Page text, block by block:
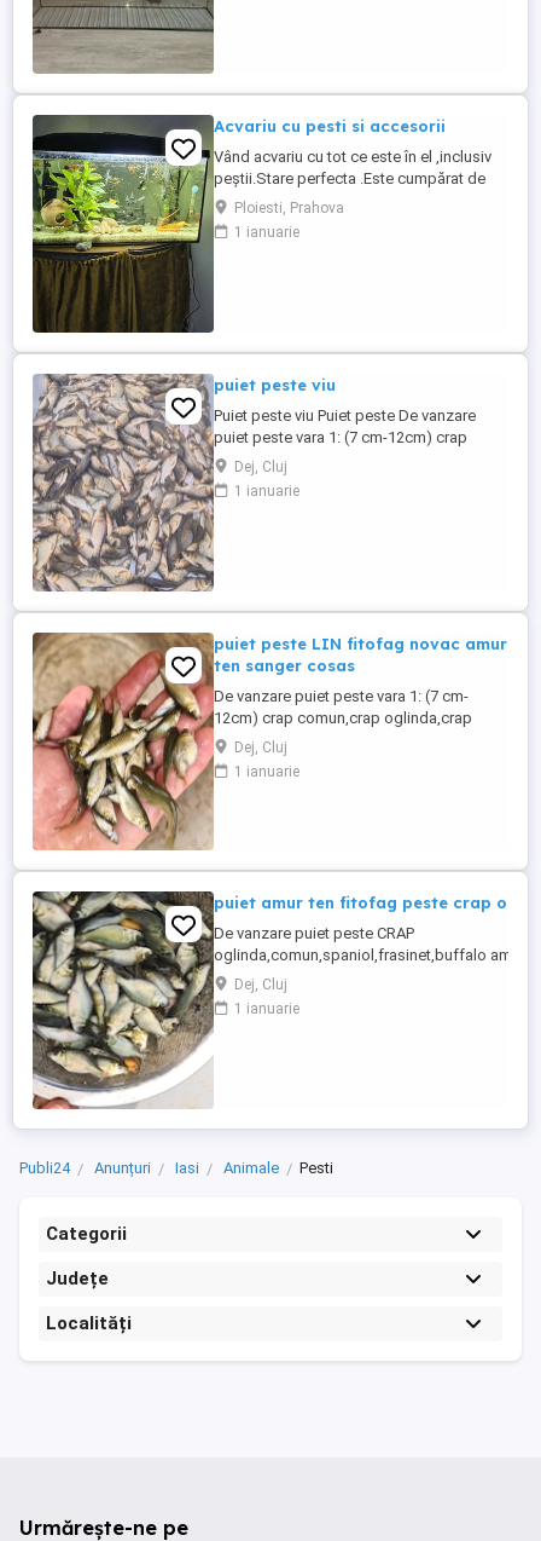
Acvariu cu pesti si accesorii
Vând acvariu cu tot ce este în el ,inclusiv
peștii.Stare perfecta .Este cumpărat de
doua luni.Motivul pentru care îl vând este
că trebuie sa plec din țară pentru o
perioadă .
Ploiesti, Prahova
1 ianuarie
puiet peste viu
Puiet peste viu Puiet peste De vanzare
puiet peste vara 1: (7 cm-12cm) crap
comun,crap oglinda,crap spaniol,cteno
amur,caras pentru
rapitor,fitofag,novac,sanger,somn
turzii,Mures,Aiud,Alba ...
Dej, Cluj
1 ianuarie
puiet peste LIN fitofag novac amur
ten sanger cosas
De vanzare puiet peste vara 1: (7 cm-
12cm) crap comun,crap oglinda,crap
spaniol,crap de dunare,crap buffalo,crap
frasinet,cteno
amur,fitofag,novac,sanger,somn
turzii,Mures,Aiud,Alba Iulia,Orastie,Satu ...
Dej, Cluj
1 ianuarie
puiet amur ten fitofag peste crap
De vanzare puiet peste CRAP
oglinda,comun,spaniol,frasinet,buffalo
iaz helesteu lac balta, : dimensiuni : 4-6 cm
judetul Cluj,Salaj,Bistrita,Jibou,Zalau,Baia
mare,Dej,Beclean,Gherla,Turda,Campia
Dej, Cluj
1 ianuarie
Publi24 Anunțuri Iasi Animale Pesti
Categorii
Județe
Localități
Urmărește-ne pe